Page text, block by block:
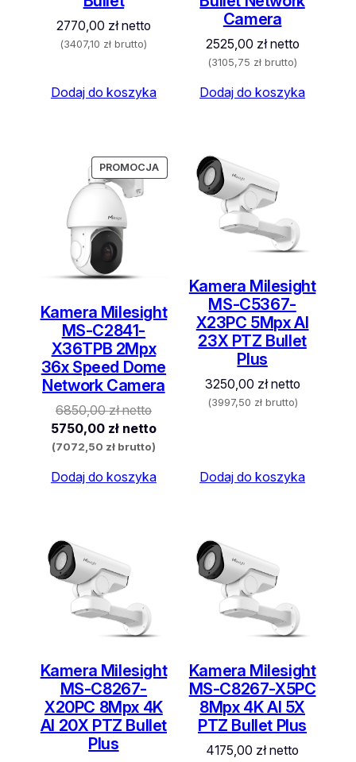
2770,00 złnetto
(3407,10 zł brutto)
Dodaj do koszyka
Camera
2525,00 złnetto
(3105,75 zł brutto)
Dodaj do koszyka
PROMOCJA PRODUKT
W
PROMOCJI
PROMOCJA PRODUKT
W
PROMOCJI
Kamera Milesight
MS-C2841-
X36TPB 2Mpx
36x Speed Dome
Network Camera
6850,00złnetto
5750,00 złnetto
(7072,50 złbrutto)
Dodaj do koszyka
Kamera Milesight
MS-C5367-
X23PC 5Mpx AI
23X PTZ Bullet
Plus
3250,00 złnetto
(3997,50 złbrutto)
Dodaj do koszyka
Kamera Milesight
MS-C8267-
X20PC 8Mpx 4K
AI 20X PTZ Bullet
Plus
Kamera Milesight
MS-C8267-X5PC
8Mpx 4K AI 5X
PTZ Bullet Plus
4175,00 złnetto